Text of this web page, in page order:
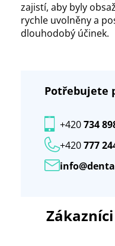
zajistí, aby byly
rychle uvolněny a
dlouhodobý účinek.
Potřebujete
+420777
+420734